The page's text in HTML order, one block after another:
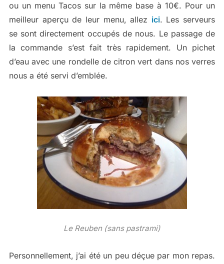
ou un menu Tacossur la même base à 10€. Pour un
meilleur aperçu de leur menu, allez ici. Les serveurs
se sont directement occupés de nous. Le passage de
la commande s’est fait très rapidement. Un pichet
d’eau avec une rondelle de citron vert dans nos verres
nous a été servi d’emblée.
Le Reuben (sans pastrami)
Personnellement, j’ai été un peu déçue par mon repas.